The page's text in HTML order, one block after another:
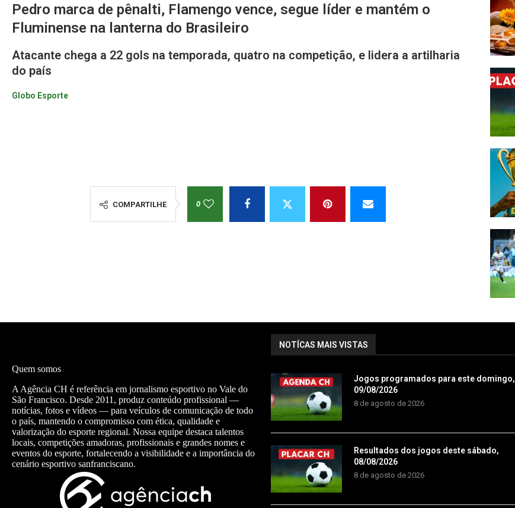
Pedro marca de pênalti, Flamengo vence, segue líder e mantém o
Fluminense na lanterna do Brasileiro
Atacante chega a 22 gols na temporada, quatro na competição, e lidera a artilharia
do país
Globo Esporte
COMPARTILHE 0
Quem somos
A Agência CH é referência em jornalismo esportivo no Vale do
São Francisco. Desde 2011, produz conteúdo profissional —
notícias, fotos e vídeos — para veículos de comunicação de todo
o país, mantendo o compromisso com ética, qualidade e
valorização do esporte regional. Nossa equipe destaca talentos
locais, competições amadoras, profissionais e grandes nomes e
eventos do esporte, fortalecendo a visibilidade e a importância do
cenário esportivo sanfranciscano.
NOTÍCAS MAIS VISTAS
Jogos programados para este domingo,
09/08/2026
8 de agosto de 2026
Resultados dos jogos deste sábado,
08/08/2026
8 de agosto de 2026